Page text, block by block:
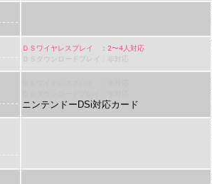
ＤＳワイヤレスプレイ ：2〜4人対応
ＤＳダウンロードプレイ：非対応
ニンテンドーDSi対応カード